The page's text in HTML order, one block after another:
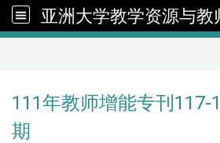
亚洲大学教学资源与教
111年教师增能专刊117-
期